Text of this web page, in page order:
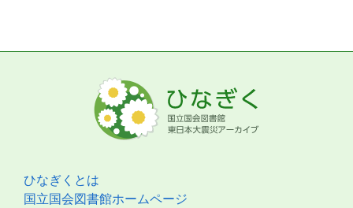
ひなぎくとは
国立国会図書館ホームページ